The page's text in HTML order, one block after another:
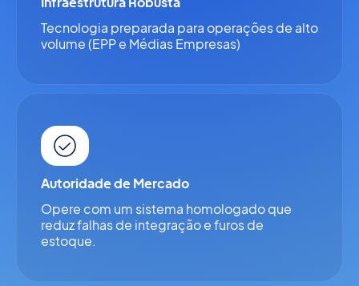
Tecnologia preparada para operações de alto
volume (EPP e Médias Empresas)
Autoridade de Mercado
Opere com um sistema homologado que
reduz falhas de integração e furos de
estoque.